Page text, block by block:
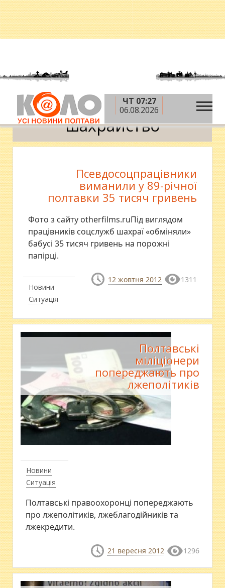
ЧТ 07:27
06.08.2026
Головна » шахрайство
шахрайство
Новини
Ситуація
Псевдосоцпрацівники
виманили у 89-річної
полтавки 35 тисяч гривень
Фото з сайту otherfilms.ruПід виглядом
працівників соцслужб шахраї «обміняли»
бабусі 35 тисяч гривень на порожні
папірці.
12 жовтня 2012 1311
Новини
Ситуація
Полтавські
міліціонери
попереджають про
лжеполітиків
Полтавські правоохоронці попереджають
про лжеполітиків, лжеблагодійників та
лжекредити.
21 вересня 2012 1296